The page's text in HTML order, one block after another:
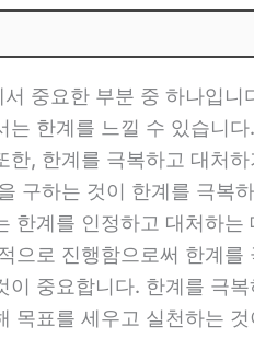
중요한 부분 중 하나입
한계를 느낄 수 있습니
, 한계를 극복하고 대처
구하는 것이 한계를 극복
한계를 인정하고 대처하
으로 진행함으로써 한계
중요합니다. 한계를 극
목표를 세우고 실천하는